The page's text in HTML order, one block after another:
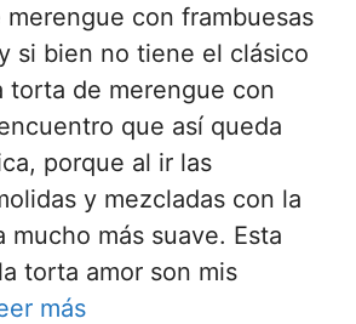
merengue con frambuesas
si bien no tiene el clásico
torta de merengue con
que así queda
porque al ir las
y mezcladas con la
mucho más suave. Esta
torta amor son mis
más